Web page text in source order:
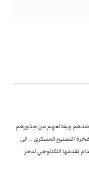
ضدهم ويقتلعهم من جذورهم
التصنيع العسكري . . الى
تقدمها التكنلوجي لدحر